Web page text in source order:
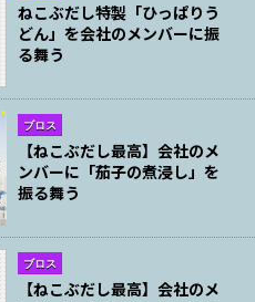
ねこぶだし特製「ひっぱりう
どん」を会社のメンバーに振
る舞う
ブロス
【ねこぶだし最高】会社のメ
ンバーに「茄子の煮浸し」を
振る舞う
ブロス
【ねこぶだし最高】会社のメ